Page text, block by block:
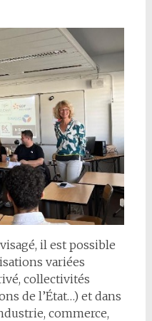
il est possible
variées
collectivités
de l’État…) et dans
commerce,